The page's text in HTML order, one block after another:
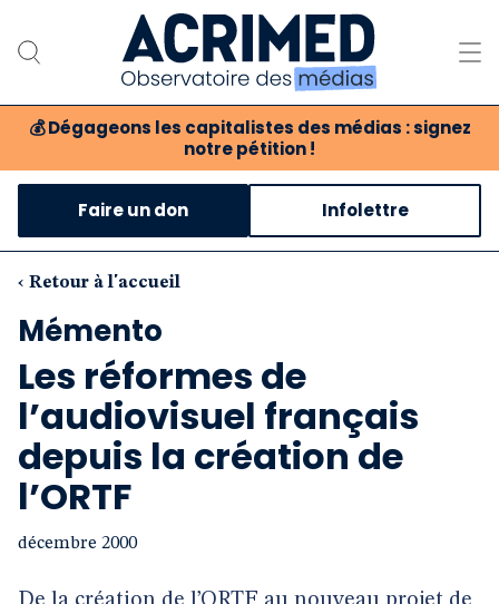
💰 Dégageons les capitalistes des médias : signez
notre pétition !
Notre association
Notre critique des médias
Nos propositions
Boutique
Faire un don Infolettre
‹ Retour à l'accueil
Mémento
Les réformes de
l’audiovisuel français
depuis la création de
l’ORTF
décembre 2000